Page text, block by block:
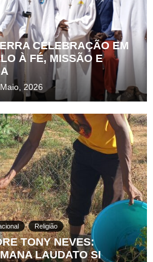
CELEBRAÇÃO EM
À FÉ, MISSÃO E
2026
Religião
TONY NEVES:
LAUDATO SI